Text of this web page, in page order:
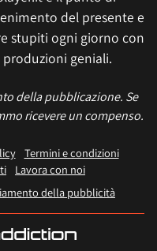
del presente e
stupiti ogni giorno con
geniali.
della pubblicazione. Se
ricevere un compenso.
Termini e condizioni
Lavora con noi
della pubblicità